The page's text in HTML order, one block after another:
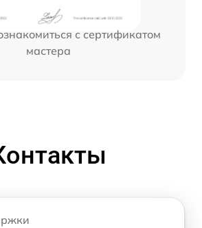
с сертификатом
мастера